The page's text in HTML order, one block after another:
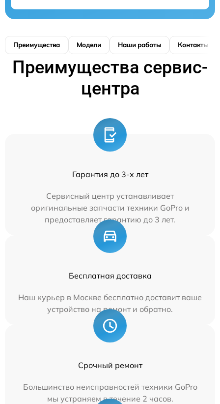
Преимущества Модели Наши работы Контакты
Преимущества сервис-
центра
Гарантия до 3-х лет
Сервисный центр устанавливает
оригинальные запчасти техники GoPro и
предоставляет гарантию до 3 лет.
Бесплатная доставка
Наш курьер в Москве бесплатно доставит ваше
устройство на ремонт и обратно.
Срочный ремонт
Большинство неисправностей техники GoPro
мы устраняем в течение 2 часов.